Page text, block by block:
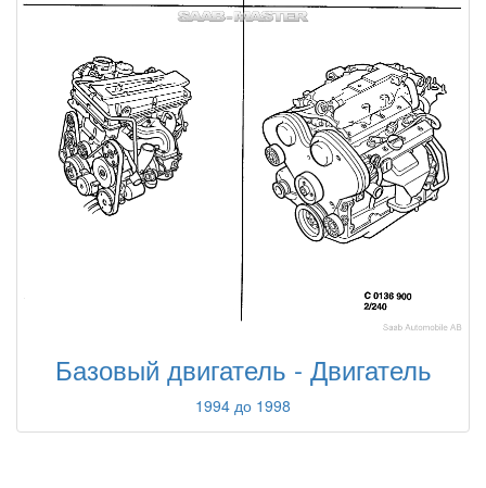
Базовый двигатель - Двигатель
1994 до 1998